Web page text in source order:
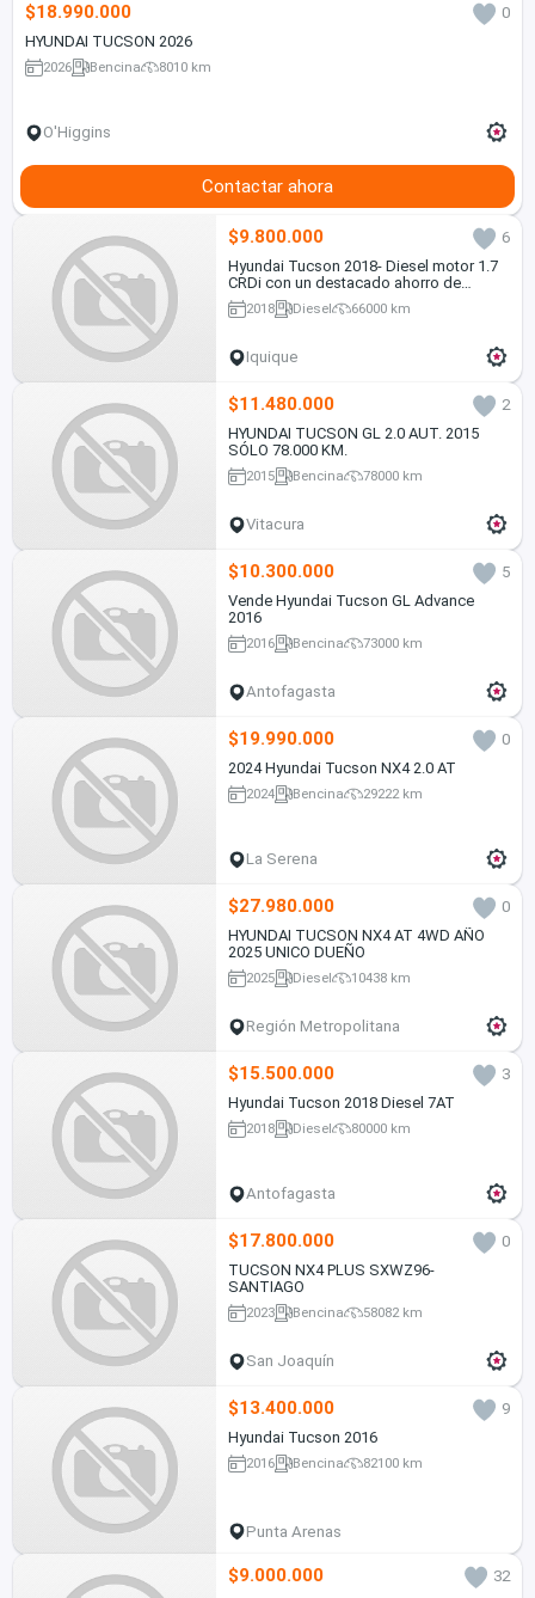
$18.990.000
0
HYUNDAI TUCSON 2026
2026 Bencina 8010 km
O'Higgins
Contactar ahora
$9.800.000
6
Hyundai Tucson 2018- Diesel motor 1.7
CRDi con un destacado ahorro de
combustible, en Excelente estado
2018 Diesel 66000 km
Iquique
$11.480.000
2
HYUNDAI TUCSON GL 2.0 AUT. 2015
SÓLO 78.000 KM.
2015 Bencina 78000 km
Vitacura
$10.300.000
5
Vende Hyundai Tucson GL Advance
2016
2016 Bencina 73000 km
Antofagasta
$19.990.000
0
2024 Hyundai Tucson NX4 2.0 AT
2024 Bencina 29222 km
La Serena
$27.980.000
0
HYUNDAI TUCSON NX4 AT 4WD AÑO
2025 UNICO DUEÑO
2025 Diesel 10438 km
Región Metropolitana
$15.500.000
3
Hyundai Tucson 2018 Diesel 7AT
2018 Diesel 80000 km
Antofagasta
$17.800.000
0
TUCSON NX4 PLUS SXWZ96-
SANTIAGO
2023 Bencina 58082 km
San Joaquín
$13.400.000
9
Hyundai Tucson 2016
2016 Bencina 82100 km
Punta Arenas
$9.000.000
32